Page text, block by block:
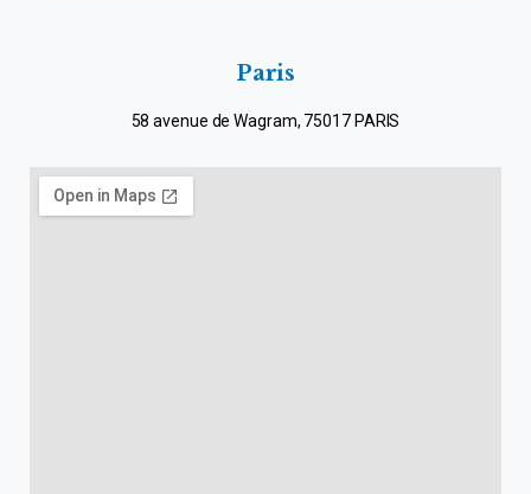
Paris
58 avenue de Wagram, 75017 PARIS